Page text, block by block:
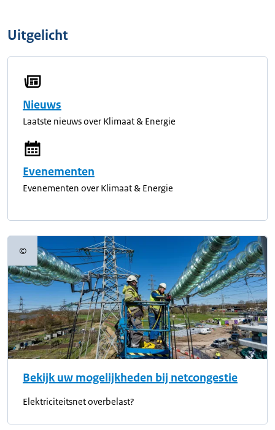
Uitgelicht
Nieuws
Laatste nieuws over Klimaat & Energie
Evenementen
Evenementen over Klimaat & Energie
©Copyrightinformatie
Bekijk uw mogelijkheden bij netcongestie
Elektriciteitsnet overbelast?